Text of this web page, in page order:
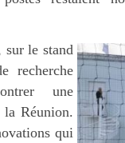
sur le stand
recherche
une
Réunion.
qui